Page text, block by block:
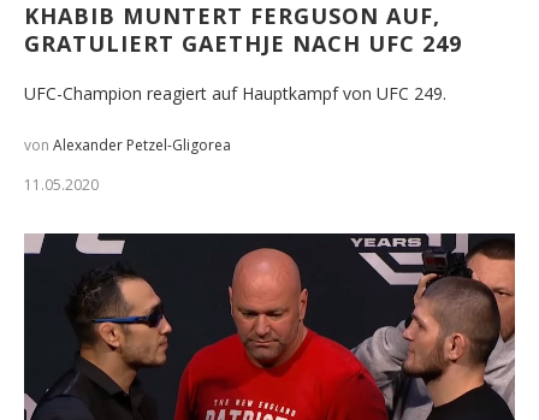
KHABIB MUNTERT FERGUSON AUF,
GRATULIERT GAETHJE NACH UFC 249
UFC-Champion reagiert auf Hauptkampf von UFC 249.
von Alexander Petzel-Gligorea
11.05.2020